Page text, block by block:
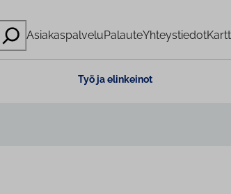
AsiakaspalveluPalauteYhteystiedot
Työ ja elinkeinot